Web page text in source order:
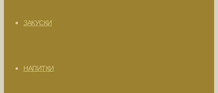
ЗАКУСКИ
НАПИТКИ